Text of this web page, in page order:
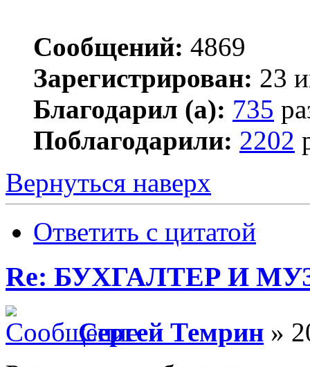
Сообщений: 4869
Зарегистрирован: 23
Благодарил (а): 735
Поблагодарили: 2202
Вернуться наверх
Ответить с цитатой
Re: БУХГАЛТЕР И
Сергей Темрин »